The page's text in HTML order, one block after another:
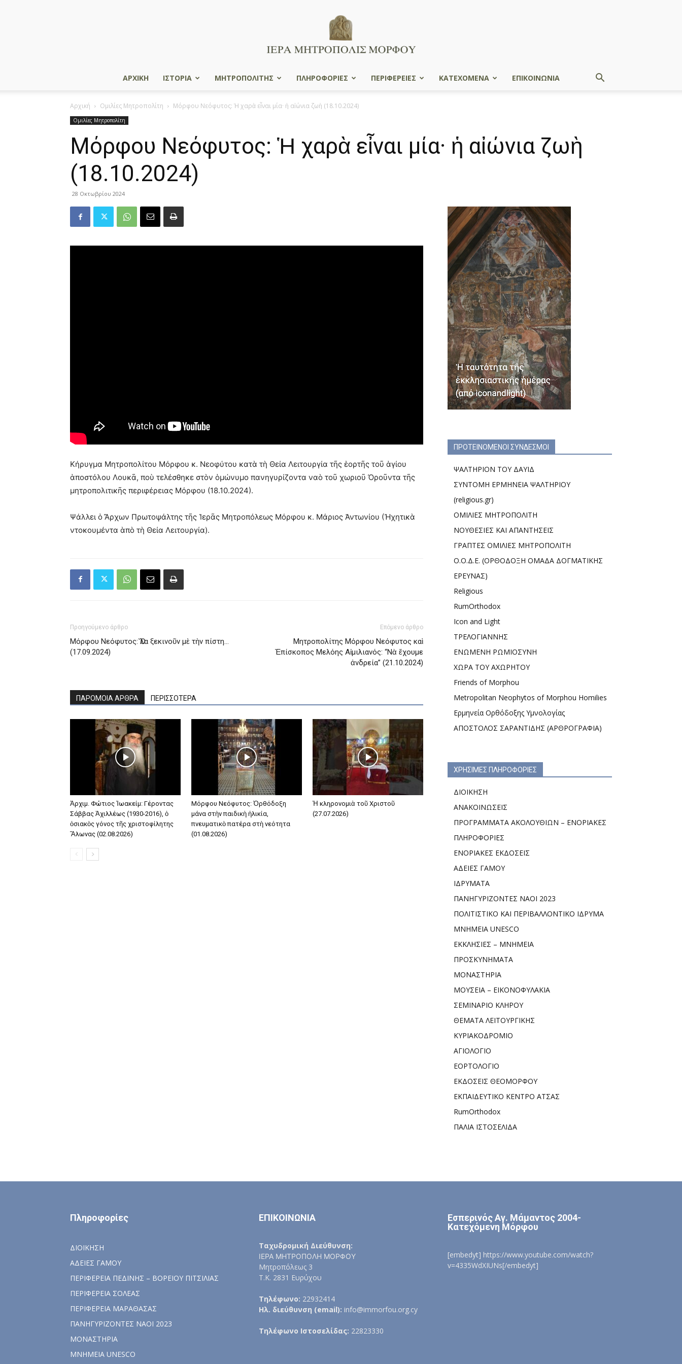
ΑΡΧΙΚΗ ΙΣΤΟΡΙΑ ΜΗΤΡΟΠΟΛΙΤΗΣ ΠΛΗΡΟΦΟΡΙΕΣ ΠΕΡΙΦΕΡΕΙΕΣ ΚΑΤΕΧΟΜΕΝΑ ΕΠΙΚΟΙΝΩΝΙΑ
Αρχική Ομιλίες Μητροπολίτη Μόρφου Νεόφυτος: Ἡ χαρὰ εἶναι μία· ἡ αἰώνια ζωὴ (18.10.2024)
Ομιλίες Μητροπολίτη
Μόρφου Νεόφυτος: Ἡ χαρὰ εἶναι μία· ἡ αἰώνια ζωὴ
(18.10.2024)
28 Οκτωβρίου 2024
Κήρυγμα Μητροπολίτου Μόρφου κ. Νεοφύτου κατὰ τὴ Θεία Λειτουργία τῆς ἑορτῆς τοῦ ἁγίου
ἁποστόλου Λουκᾶ, ποὺ τελέσθηκε στὸν ὁμώνυμο πανηγυρίζοντα ναὸ τοῦ χωριοῦ Ὀροῦντα τῆς
μητροπολιτικῆς περιφέρειας Μόρφου (18.10.2024).
Ψάλλει ὁ Ἄρχων Πρωτοψάλτης τῆς Ἱερᾶς Μητροπόλεως Μόρφου κ. Μάριος Ἀντωνίου (Ἠχητικὰ
ντοκουμέντα ὰπὸ τὴ Θεία Λειτουργία).
Προηγούμενο άρθρο
Μόρφου Νεόφυτος: Ὅλα ξεκινοῦν μὲ τὴν πίστη…
(17.09.2024)
Επόμενο άρθρο
Μητροπολίτης Μόρφου Νεόφυτος καὶ
Ἐπίσκοπος Μελόης Αἰμιλιανός: “Νὰ ἔχουμε
ἀνδρεία” (21.10.2024)
ΠΑΡΟΜΟΙΑ ΑΡΘΡΑ ΠΕΡΙΣΣΟΤΕΡΑ
Ἀρχιμ. Φώτιος Ἰωακείμ: Γέροντας
Σάββας Ἀχιλλέως (1930-2016), ὁ
ὁσιακὸς γόνος τῆς χριστοφίλητης
Ἅλωνας (02.08.2026)
Μόρφου Νεόφυτος: Ὀρθόδοξη
μάνα στὴν παιδικὴ ἡλικία,
πνευματικὸ πατέρα στὴ νεότητα
(01.08.2026)
Ἡ κληρονομιὰ τοῦ Χριστοῦ
(27.07.2026)
ΠΡΟΤΕΙΝΟΜΕΝΟΙ ΣΥΝΔΕΣΜΟΙ
ΨΑΛΤΗΡΙΟΝ ΤΟΥ ΔΑΥΙΔ
ΣΥΝΤΟΜΗ ΕΡΜΗΝΕΙΑ ΨΑΛΤΗΡΙΟΥ
(religious.gr)
ΟΜΙΛΙΕΣ ΜΗΤΡΟΠΟΛΙΤΗ
ΝΟΥΘΕΣΙΕΣ ΚΑΙ ΑΠΑΝΤΗΣΕΙΣ
ΓΡΑΠΤΕΣ ΟΜΙΛΙΕΣ ΜΗΤΡΟΠΟΛΙΤΗ
Ο.Ο.Δ.Ε. (ΟΡΘΟΔΟΞΗ ΟΜΑΔΑ ΔΟΓΜΑΤΙΚΗΣ
ΕΡΕΥΝΑΣ)
Religious
RumOrthodox
Icon and Light
ΤΡΕΛΟΓΙΑΝΝΗΣ
ΕΝΩΜΕΝΗ ΡΩΜΙΟΣΥΝΗ
ΧΩΡΑ ΤΟΥ ΑΧΩΡΗΤΟΥ
Friends of Morphou
Metropolitan Neophytos of Morphou Homilies
Ερμηνεία Ορθόδοξης Υμνολογίας
ΑΠΟΣΤΟΛΟΣ ΣΑΡΑΝΤΙΔΗΣ (ΑΡΘΡΟΓΡΑΦΙΑ)
ΧΡΗΣΙΜΕΣ ΠΛΗΡΟΦΟΡΙΕΣ
ΔΙΟΙΚΗΣΗ
ΑΝΑΚΟΙΝΩΣΕΙΣ
ΠΡΟΓΡΑΜΜΑΤΑ ΑΚΟΛΟΥΘΙΩΝ – ΕΝΟΡΙΑΚΕΣ
ΠΛΗΡΟΦΟΡΙΕΣ
ΕΝΟΡΙΑΚΕΣ ΕΚΔΟΣΕΙΣ
ΑΔΕΙΕΣ ΓΑΜΟΥ
ΙΔΡΥΜΑΤΑ
ΠΑΝΗΓΥΡΙΖΟΝΤΕΣ ΝΑΟΙ 2023
ΠΟΛΙΤΙΣΤΙΚΟ ΚΑΙ ΠΕΡΙΒΑΛΛΟΝΤΙΚΟ ΙΔΡΥΜΑ
ΜΝΗΜΕΙΑ UNESCO
ΕΚΚΛΗΣΙΕΣ – ΜΝΗΜΕΙΑ
ΠΡΟΣΚΥΝΗΜΑΤΑ
ΜΟΝΑΣΤΗΡΙΑ
ΜΟΥΣΕΙΑ – ΕΙΚΟΝΟΦΥΛΑΚΙΑ
ΣΕΜΙΝΑΡΙΟ ΚΛΗΡΟΥ
ΘΕΜΑΤΑ ΛΕΙΤΟΥΡΓΙΚΗΣ
ΚΥΡΙΑΚΟΔΡΟΜΙΟ
ΑΓΙΟΛΟΓΙΟ
ΕΟΡΤΟΛΟΓΙΟ
ΕΚΔΟΣΕΙΣ ΘΕΟΜΟΡΦΟΥ
ΕΚΠΑΙΔΕΥΤΙΚΟ ΚΕΝΤΡΟ ΑΤΣΑΣ
RumOrthodox
ΠΑΛΙΑ ΙΣΤΟΣΕΛΙΔΑ
Πληροφορίες
ΔΙΟΙΚΗΣΗ
ΑΔΕΙΕΣ ΓΑΜΟΥ
ΠΕΡΙΦΕΡΕΙΑ ΠΕΔΙΝΗΣ – ΒΟΡΕΙΟΥ ΠΙΤΣΙΛΙΑΣ
ΠΕΡΙΦΕΡΕΙΑ ΣΟΛΕΑΣ
ΠΕΡΙΦΕΡΕΙΑ ΜΑΡΑΘΑΣΑΣ
ΠΑΝΗΓΥΡΙΖΟΝΤΕΣ ΝΑΟΙ 2023
ΜΟΝΑΣΤΗΡΙΑ
ΜΝΗΜΕΙΑ UNESCO
ΕΠΙΚΟΙΝΩΝΙΑ
Ταχυδρομική Διεύθυνση:
ΙΕΡΑ ΜΗΤΡΟΠΟΛΗ ΜΟΡΦΟΥ
Μητροπόλεως 3
Τ.Κ. 2831 Ευρύχου
Τηλέφωνο: 22932414
Ηλ. διεύθυνση (email): info@immorfou.org.cy
Τηλέφωνο Ιστοσελίδας: 22823330
Εσπερινός Αγ. Μάμαντος 2004-
Κατεχόμενη Μόρφου
[embedyt] https://www.youtube.com/watch?
v=4335WdXIUNs[/embedyt]